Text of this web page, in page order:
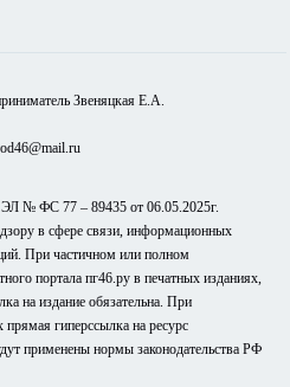
Звеняцкая Е.А.
№ ФС 77 – 89435 от 06.05.2025г.
в сфере связи, информационных
При частичном или полном
портала пг46.ру в печатных изданиях,
на издание обязательна. При
прямая гиперссылка на ресурс
применены нормы законодательства РФ